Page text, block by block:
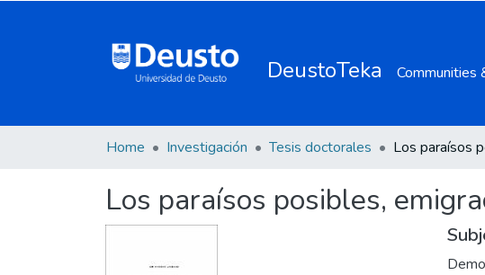
DeustoTeka Communities
Home Investigación Tesis doctorales
Los paraísos posibles,